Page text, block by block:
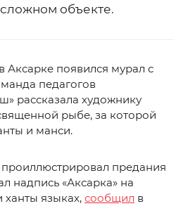
объекте.
Аксарке появился мурал с
педагогов
рассказала художнику
рыбе, за которой
и манси.
предания
надпись «Аксарка» на
ханты языках, сообщил в